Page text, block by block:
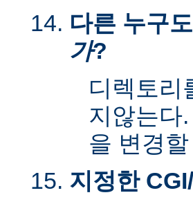
다른 누구
가?
디렉토리
지않는다
을 변경
지정한